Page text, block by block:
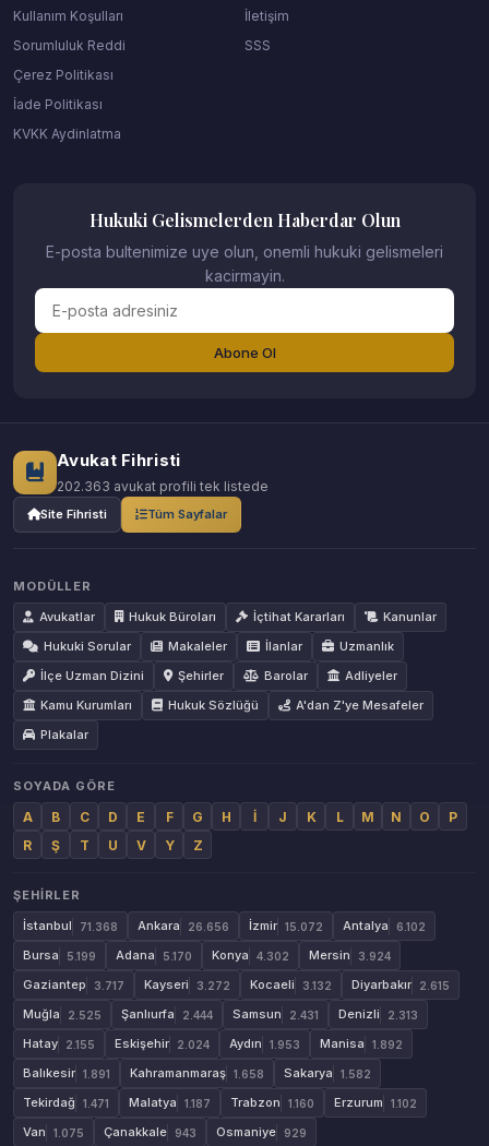
Kullanım Koşulları
Sorumluluk Reddi
Çerez Politikası
İade Politikası
KVKK Aydinlatma
İletişim
SSS
Hukuki Gelismelerden Haberdar Olun
E-posta bultenimize uye olun, onemli hukuki gelismeleri
kacirmayin.
Abone Ol
Avukat Fihristi
202.363 avukat profili tek listede
Site Fihristi Tüm Sayfalar
MODÜLLER
Avukatlar
Hukuk Büroları İçtihat Kararları
Kanunlar
Hukuki Sorular
Makaleler İlanlar
Uzmanlık
İlçe Uzman Dizini
Şehirler Barolar
Adliyeler
Kamu Kurumları
Hukuk Sözlüğü
A'dan Z'ye Mesafeler
Plakalar
SOYADA GÖRE
A B C D E F G H İ J K L M N O
P
R
Ş T U V Y Z
ŞEHIRLER
İstanbul
71.368 Ankara 26.656 İzmir 15.072 Antalya 6.102
Bursa 5.199 Adana 5.170 Konya 4.302 Mersin 3.924
Gaziantep 3.717 Kayseri 3.272 Kocaeli 3.132 Diyarbakır 2.615
Muğla 2.525 Şanlıurfa 2.444 Samsun 2.431 Denizli 2.313
Hatay 2.155 Eskişehir 2.024 Aydın 1.953 Manisa 1.892
Balıkesir 1.891 Kahramanmaraş 1.658 Sakarya 1.582
Tekirdağ 1.471 Malatya 1.187 Trabzon 1.160 Erzurum 1.102
Van 1.075 Çanakkale 943 Osmaniye 929